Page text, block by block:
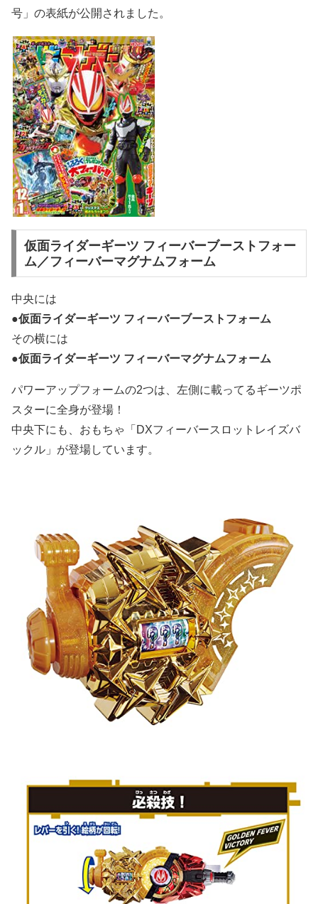
号」の表紙が公開されました。
仮面ライダーギーツ フィーバーブーストフォー
ム／フィーバーマグナムフォーム
中央には
●仮面ライダーギーツ フィーバーブーストフォーム
その横には
●仮面ライダーギーツ フィーバーマグナムフォーム
パワーアップフォームの2つは、左側に載ってるギーツポ
スターに全身が登場！
中央下にも、おもちゃ「DXフィーバースロットレイズバ
ックル」が登場しています。